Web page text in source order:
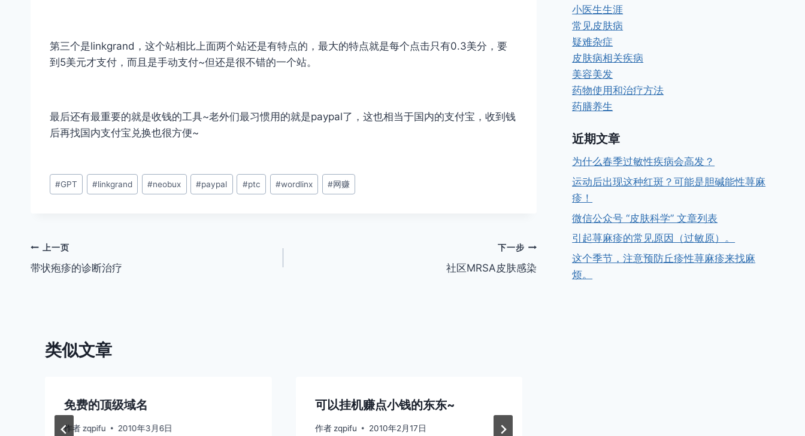
第三个是linkgrand，这个站相比上面两个站还是有特点的，最大的特点就是每个点击只有0.3美分，要
到5美元才支付，而且是手动支付~但还是很不错的一个站。
最后还有最重要的就是收钱的工具~老外们最习惯用的就是paypal了，这也相当于国内的支付宝，收到钱
后再找国内支付宝兑换也很方便~
文
章
#GPT #linkgrand #neobux #paypal #ptc #wordlinx #网赚
文
章
上一页
带状疱疹的诊断治疗
下一步
社区MRSA皮肤感染
类似文章
免费的顶级域名
作者zqpifu 2010年3月6日
可以挂机赚点小钱的东东~
作者 zqpifu 2010年2月17日
小医生生涯
常见皮肤病
疑难杂症
皮肤病相关疾病
美容美发
药物使用和治疗方法
药膳养生
近期文章
为什么春季过敏性疾病会高发？
运动后出现这种红斑？可能是胆碱能性荨麻
疹！
微信公众号 “皮肤科学” 文章列表
引起荨麻疹的常见原因（过敏原）。
这个季节，注意预防丘疹性荨麻疹来找麻
烦。